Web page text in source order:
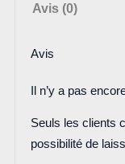
Avis (0)
Avis
Il n’y a pas
Seuls les clients
possibilité de